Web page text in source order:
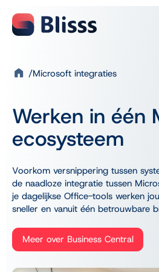
Branches
Handel
Productie
Consultancy
Sectoren
Kunststof
Beton
Chemie & Pharma
Bedrijven die met Blisss
Oplossingen
Business Central
Dynamics NAV
Power BI
Diensten
Business Central
Support en
Rapid Start
Overstappen naar
Vanuit Dynamics NAV
Excel of
Klantverhalen
Kennis & inspiratie
Blogartikelen
Video’s
Downloads
Trainingen
Laat je inspireren
Key Users Podcast
Digital Leaders Talk
Business Scans
Over Blisss
Over ons
Onze teams
Partnernetwerk
Werkwijze
Onze aanpak
Support
Contact
Microsoft integraties
Werken in één
ecosysteem
Voorkom versnippering tussen
de naadloze integratie tussen
je dagelijkse Office-tools werken
sneller en vanuit één betrouwbare
Meer over Business Central